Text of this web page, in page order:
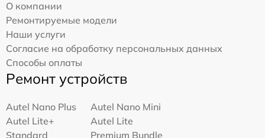
О компании
Ремонтируемые модели
Наши услуги
Согласие на обработку персональных данных
Способы оплаты
Ремонт устройств
Autel Nano Plus
Autel Nano Mini
Autel Lite+
Standard
Autel Lite
Premium Bundle